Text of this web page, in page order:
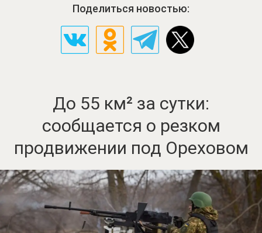
Поделиться новостью:
До 55 км² за сутки:
сообщается о резком
продвижении под Ореховом